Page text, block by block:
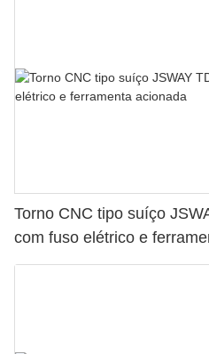
Torno CNC tipo suíço
com fuso elétrico e